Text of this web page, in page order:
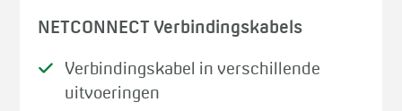
NETCONNECT Verbindingskabels
Verbindingskabel in verschillende
uitvoeringen